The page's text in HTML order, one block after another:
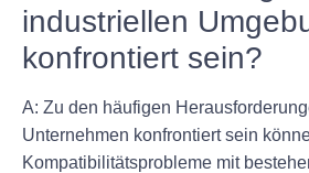
industriellen
konfrontiert sein?
A: Zu den häufigen
Unternehmen konfrontiert sein
Kompatibilitätsprobleme mit